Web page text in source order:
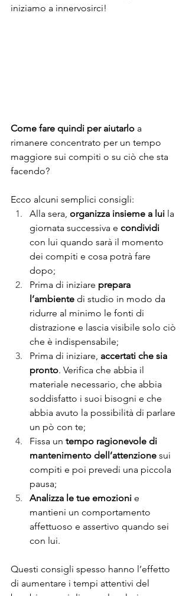
iniziamo a innervosirci!
Come fare quindi per aiutarlo a
rimanere concentrato per un tempo
maggiore sui compiti o su ciò che sta
facendo?
Ecco alcuni semplici consigli:
Alla sera, organizza insieme a lui la
giornata successiva e condividi
con lui quando sarà il momento
dei compiti e cosa potrà fare
dopo;
Prima di iniziare prepara
l’ambiente di studio in modo da
ridurre al minimo le fonti di
distrazione e lascia visibile solo ciò
che è indispensabile;
Prima di iniziare, accertati che sia
pronto. Verifica che abbia il
materiale necessario, che abbia
soddisfatto i suoi bisogni e che
abbia avuto la possibilità di parlare
un pò con te;
Fissa un tempo ragionevole di
mantenimento dell’attenzione sui
compiti e poi prevedi una piccola
pausa;
Analizza le tue emozioni e
mantieni un comportamento
affettuoso e assertivo quando sei
con lui.
Questi consigli spesso hanno l’effetto
di aumentare i tempi attentivi del